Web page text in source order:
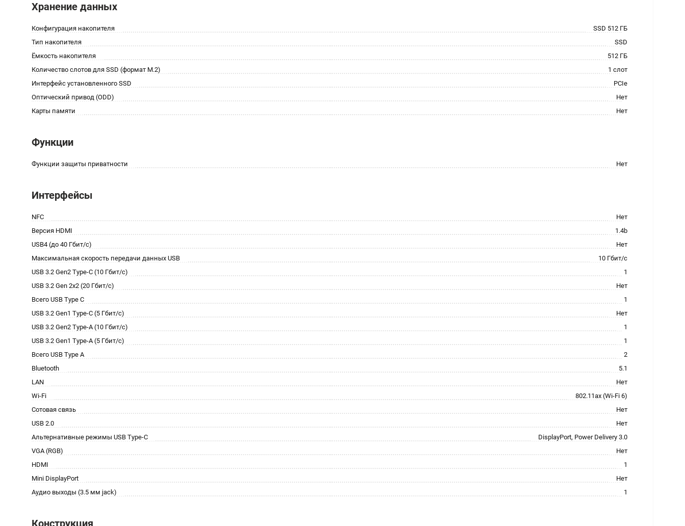
Хранение данных
Конфигурация накопителя
SSD 512 ГБ
Тип накопителя
SSD
Ёмкость накопителя
512 ГБ
Количество слотов для SSD (формат M.2)
1 слот
Интерфейс установленного SSD
PCIe
Оптический привод (ODD)
Нет
Карты памяти
Нет
Функции
Функции защиты приватности Нет
Интерфейсы
NFC
Нет
Версия HDMI
1.4b
USB4 (до 40 Гбит/с)
Нет
Максимальная скорость передачи данных USB
10 Гбит/с
USB 3.2 Gen2 Type-C (10 Гбит/с)
1
USB 3.2 Gen 2x2 (20 Гбит/с)
Нет
Всего USB Type C
1
USB 3.2 Gen1 Type-C (5 Гбит/с)
Нет
USB 3.2 Gen2 Type-A (10 Гбит/с)
1
USB 3.2 Gen1 Type-A (5 Гбит/с)
1
Всего USB Type A
2
Bluetooth
5.1
LAN
Нет
Wi-Fi
802.11ax (Wi-Fi 6)
Сотовая связь
Нет
USB 2.0
Нет
Альтернативные режимы USB Type-C
DisplayPort, Power Delivery 3.0
VGA (RGB)
Нет
HDMI
1
Mini DisplayPort
Нет
Аудио выходы (3.5 мм jack)
1
Конструкция